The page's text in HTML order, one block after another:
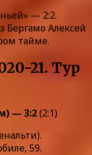
— 2:2.
Бергамо Алексей
тайме.
21. Тур
— 3:2(2:1)
59.